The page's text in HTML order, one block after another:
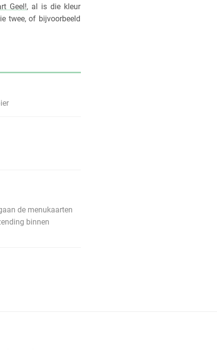
Geel!, al is die kleur
twee, of bijvoorbeeld
de menukaarten
binnen